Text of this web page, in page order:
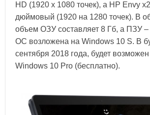
HD (1920 х 1080 точек), а HP Envy
дюймовый (1920 на 1280 точек). В
объем ОЗУ составляет 8 Гб, а ПЗУ
ОС возложена на Windows 10 S. В
сентября 2018 года, будет
Windows 10 Pro (бесплатно).